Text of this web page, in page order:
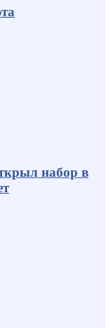
набор в